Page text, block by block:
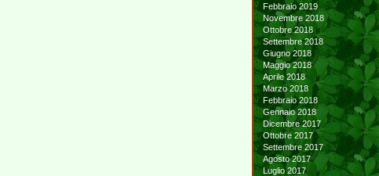
Febbraio 2019
Novembre 2018
Ottobre 2018
Settembre 2018
Giugno 2018
Maggio 2018
Aprile 2018
Marzo 2018
Febbraio 2018
Gennaio 2018
Dicembre 2017
Ottobre 2017
Settembre 2017
Agosto 2017
Luglio 2017